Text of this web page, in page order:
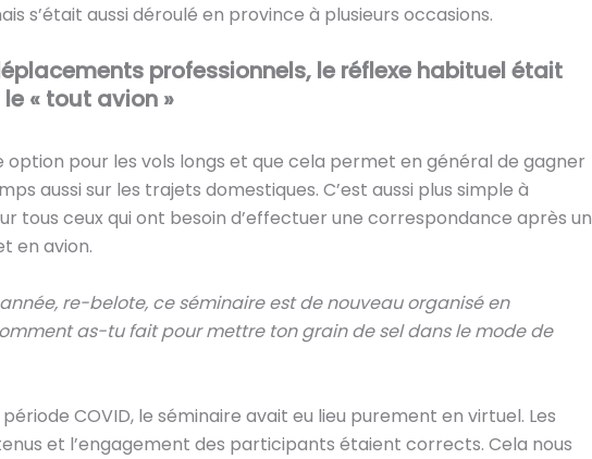
s’était aussi déroulé en province à plusieurs occasions.
professionnels, le réflexe habituel était
« tout avion »
option pour les vols longs et que cela permet en général de gagner
aussi sur les trajets domestiques. C’est aussi plus simple à
tous ceux qui ont besoin d’effectuer une correspondance après un
en avion.
re-belote, ce séminaire est de nouveau organisé en
as-tu fait pour mettre ton grain de sel dans le mode de
COVID, le séminaire avait eu lieu purement en virtuel. Les
et l’engagement des participants étaient corrects. Cela nous